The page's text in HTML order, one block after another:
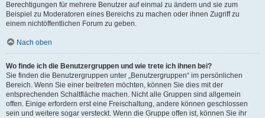
Berechtigungen für mehrere Benutzer auf einmal zu ändern und sie zum
Beispiel zu Moderatoren eines Bereichs zu machen oder ihnen Zugriff zu
einem nichtöffentlichen Forum zu geben.
Nach oben
Wo finde ich die Benutzergruppen und wie trete ich ihnen bei?
Sie finden die Benutzergruppen unter „Benutzergruppen“ im persönlichen
Bereich. Wenn Sie einer beitreten möchten, können Sie dies mit der
entsprechenden Schaltfläche machen. Nicht alle Gruppen sind allgemein
offen. Einige erfordern erst eine Freischaltung, andere können geschlossen
sein und weitere sogar versteckt. Wenn die Gruppe offen ist, können Sie ihr